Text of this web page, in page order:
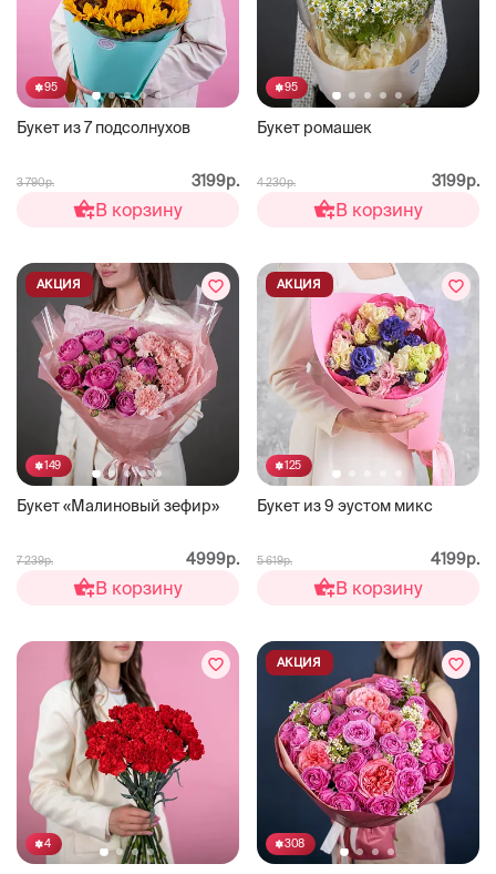
95
Букет из 7 подсолнухов
3 790р. 3199р.
В корзину
95
Букет ромашек
4 230р. 3199р.
В корзину
149
Букет «Малиновый зефир»
АКЦИЯ
7 239р. 4999р.
В корзину
125
Букет из 9 эустом микс
АКЦИЯ
5 619р. 4199р.
В корзину
4 308
АКЦИЯ